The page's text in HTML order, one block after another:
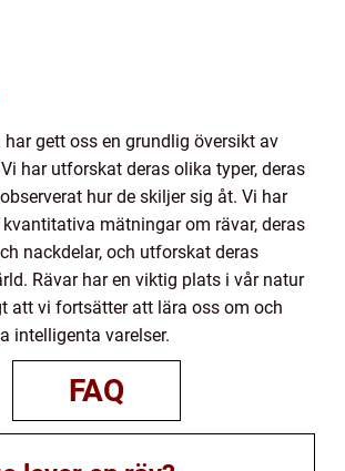
har gett oss en grundlig översikt av
har utforskat deras olika typer, deras
hur de skiljer sig åt. Vi har
mätningar om rävar, deras
nackdelar, och utforskat deras
Rävar har en viktig plats i vår natur
att vi fortsätter att lära oss om och
intelligenta varelser.
FAQ